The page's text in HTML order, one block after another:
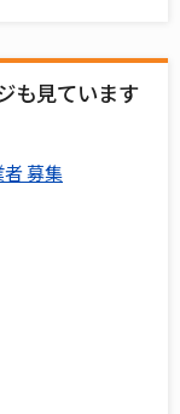
も見ています
募集